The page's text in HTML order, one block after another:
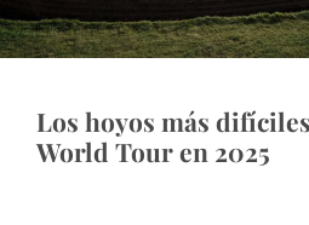
Los hoyos más
World Tour en 2025